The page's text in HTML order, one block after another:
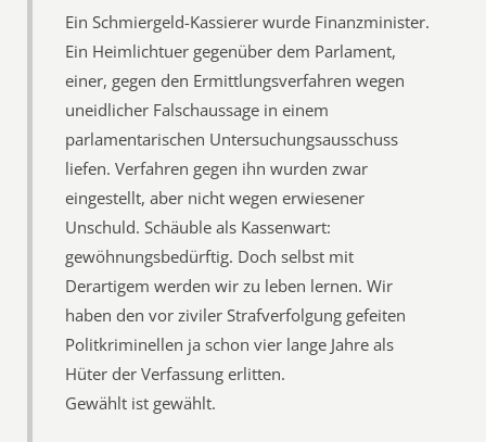
Ein Schmiergeld-Kassierer wurde Finanzminister.
Ein Heimlichtuer gegenüber dem Parlament,
einer, gegen den Ermittlungsverfahren wegen
uneidlicher Falschaussage in einem
parlamentarischen Untersuchungsausschuss
liefen. Verfahren gegen ihn wurden zwar
eingestellt, aber nicht wegen erwiesener
Unschuld. Schäuble als Kassenwart:
gewöhnungsbedürftig. Doch selbst mit
Derartigem werden wir zu leben lernen. Wir
haben den vor ziviler Strafverfolgung gefeiten
Politkriminellen ja schon vier lange Jahre als
Hüter der Verfassung erlitten.
Gewählt ist gewählt.